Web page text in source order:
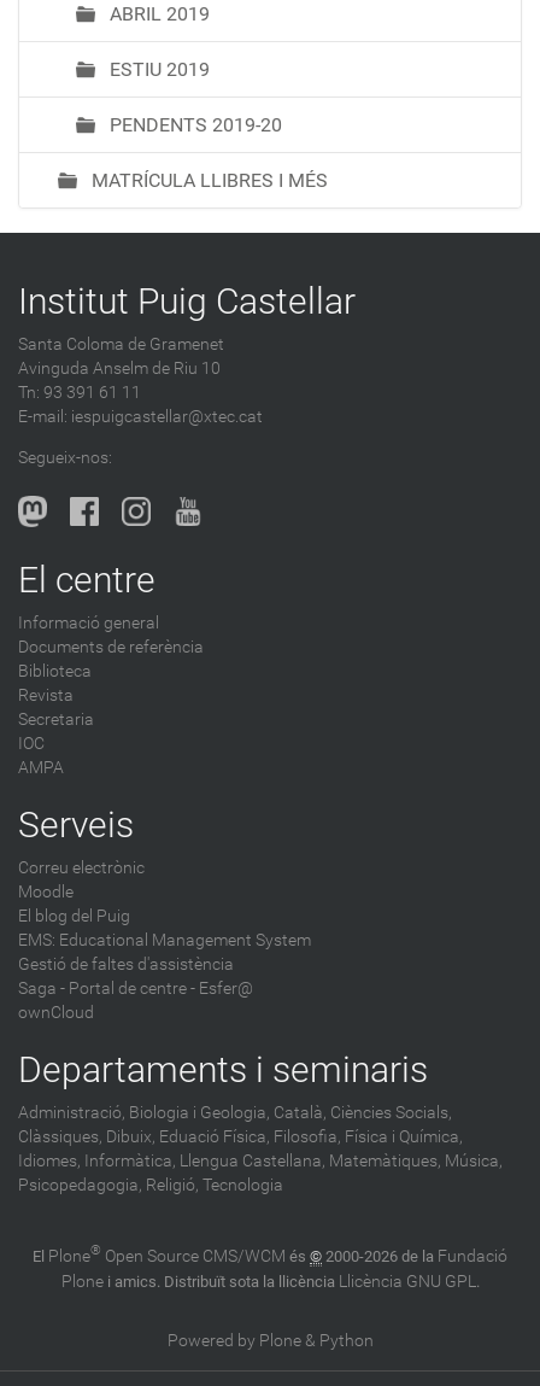
ABRIL 2019
ESTIU 2019
PENDENTS 2019-20
MATRÍCULA LLIBRES I MÉS
Institut Puig Castellar
Santa Coloma de Gramenet
Avinguda Anselm de Riu 10
Tn: 93 391 61 11
E-mail: iespuigcastellar@xtec.cat
Segueix-nos:
El centre
Informació general
Documents de referència
Biblioteca
Revista
Secretaria
IOC
AMPA
Serveis
Correu electrònic
Moodle
El blog del Puig
EMS: Educational Management System
Gestió de faltes d'assistència
Saga - Portal de centre - Esfer@
ownCloud
Departaments i seminaris
Administració, Biologia i Geologia, Català, Ciències Socials,
Clàssiques, Dibuix, Eduació Física, Filosofia, Física i Química,
Idiomes, Informàtica, Llengua Castellana, Matemàtiques, Música,
Psicopedagogia, Religió, Tecnologia
El Plone® Open Source CMS/WCM és © 2000-2026 de la Fundació
Plonei amics. Distribuït sota la llicència Llicència GNU GPL.
Powered by Plone & Python